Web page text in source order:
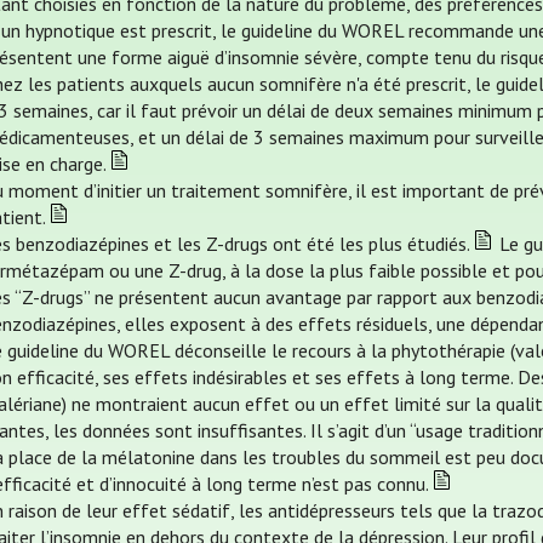
un hypnotique est prescrit, le guideline du WOREL recommande
une forme aiguë d’insomnie sévère, compte tenu du
les patients auxquels aucun somnifère n'a été prescrit, le
semaines, car il faut prévoir un délai de deux semaines
et un délai de 3 semaines maximum pour
en charge.
moment d’initier un traitement somnifère, il est important de
benzodiazépines et les Z-drugs ont été les plus étudiés.
Le
ou une Z-drug, à la dose la plus faible possible et
“Z-drugs” ne présentent aucun avantage par rapport aux
elles exposent à des effets résiduels, une
guideline du WOREL déconseille le recours à la phytothérapie
efficacité, ses effets indésirables et ses effets à long terme.
ne montraient aucun effet ou un effet limité sur la
les données sont insuffisantes. Il s’agit d’un “usage
place de la mélatonine dans les troubles du sommeil est peu
et d’innocuité à long terme n’est pas connu.
raison de leur effet sédatif, les antidépresseurs tels que la
l’insomnie en dehors du contexte de la dépression. Leur